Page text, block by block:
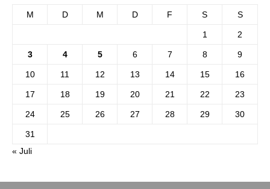
M D M D F S S
1 2
3 4 5 6 7 8 9
10 11 12 13 14 15 16
17 18 19 20 21 22 23
24 25 26 27 28 29 30
31
« Juli